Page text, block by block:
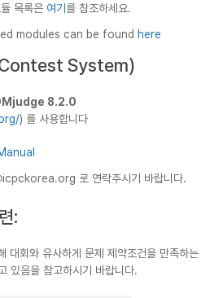
목록은 여기 를 참조하세요.
modules can be found here
System)
8.2.0
) 를 사용합니다
로 연락주시기 바랍니다.
:
회와 유사하게 문제 제약조건을 만족하는
있음을 참고하시기 바랍니다.